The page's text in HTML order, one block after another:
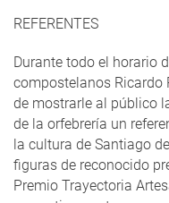
REFERENTES
Durante todo el horario
compostelanos Ricardo
de mostrarle al público
de la orfebrería un
la cultura de Santiago
figuras de reconocido
Premio Trayectoria